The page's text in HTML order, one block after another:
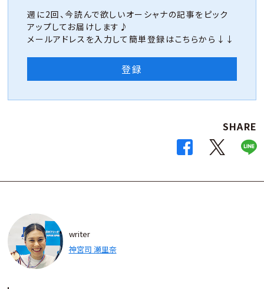
週に2回、今読んで欲しいオーシャナの記事をピック
アップしてお届けします♪
メールアドレスを入力して簡単登録はこちらから↓↓
登録
SHARE
writer
神宮司 瀬里奈